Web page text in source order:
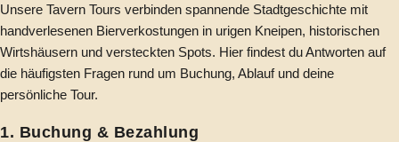
Unsere Tavern Tours verbinden spannende Stadtgeschichte mit
handverlesenen Bierverkostungen in urigen Kneipen, historischen
Wirtshäusern und versteckten Spots. Hier findest du Antworten auf
die häufigsten Fragen rund um Buchung, Ablauf und deine
persönliche Tour.
1. Buchung & Bezahlung